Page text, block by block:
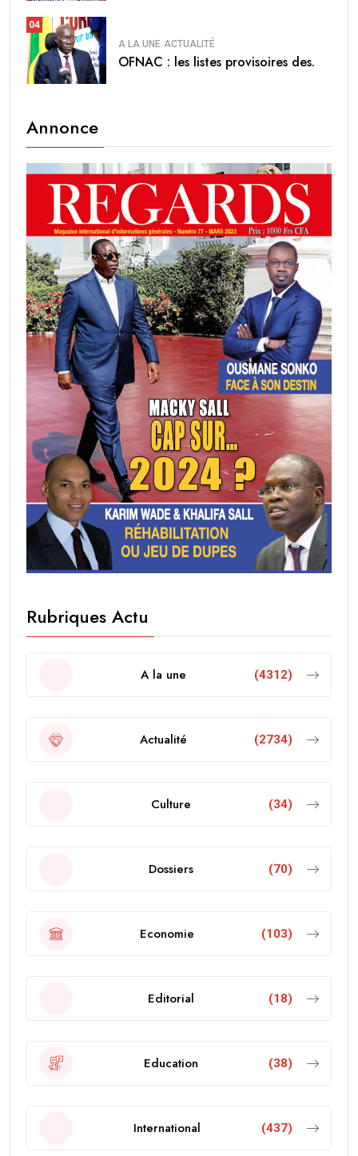
04
A LA UNE ACTUALITÉ
OFNAC : les listes provisoires des.
Annonce
Rubriques Actu
A la une (4312)
Actualité (2734)
Culture (34)
Dossiers (70)
Economie (103)
Editorial (18)
Education (38)
International (437)